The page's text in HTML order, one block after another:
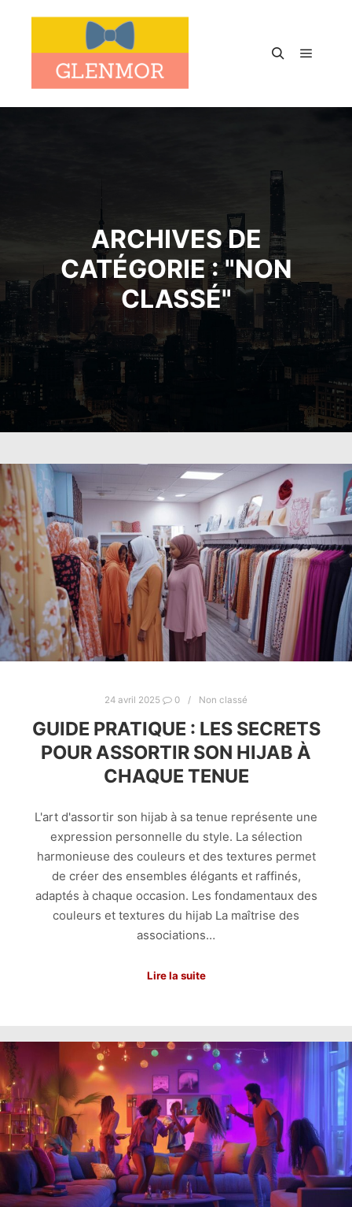
ARCHIVES DE
CATÉGORIE : "NON
CLASSÉ"
24 avril 2025 0 Non classé
GUIDE PRATIQUE : LES SECRETS
POUR ASSORTIR SON HIJAB À
CHAQUE TENUE
L'art d'assortir son hijab à sa tenue représente une
expression personnelle du style. La sélection
harmonieuse des couleurs et des textures permet
de créer des ensembles élégants et raffinés,
adaptés à chaque occasion. Les fondamentaux des
couleurs et textures du hijab La maîtrise des
associations…
Lire la suite